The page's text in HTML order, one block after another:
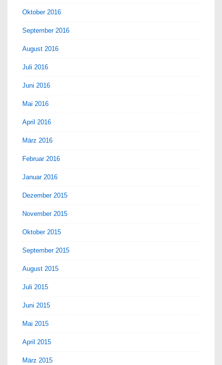
Oktober 2016
September 2016
August 2016
Juli 2016
Juni 2016
Mai 2016
April 2016
März 2016
Februar 2016
Januar 2016
Dezember 2015
November 2015
Oktober 2015
September 2015
August 2015
Juli 2015
Juni 2015
Mai 2015
April 2015
März 2015